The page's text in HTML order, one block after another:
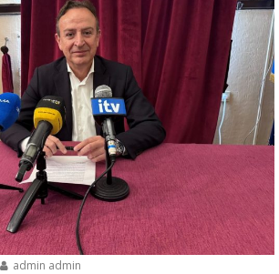
admin admin